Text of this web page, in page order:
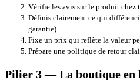
Vérifie les avis sur le produit chez
Définis clairement ce qui
garantie)
Fixe un prix qui reflète la valeur
Prépare une politique de retour
Pilier 3 — La boutique en